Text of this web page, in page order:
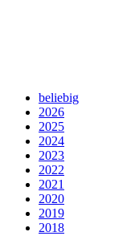
beliebig
2026
2025
2024
2023
2022
2021
2020
2019
2018